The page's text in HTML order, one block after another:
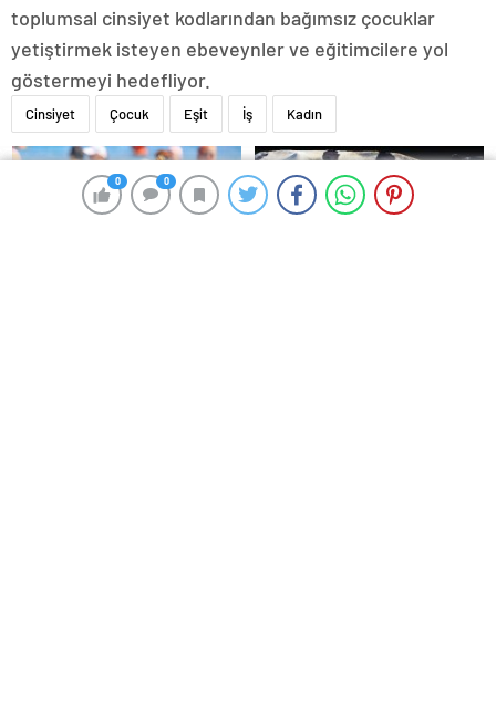
0 0
0 0
toplumsal cinsiyet kodlarından bağımsız çocuklar
yetiştirmek isteyen ebeveynler ve eğitimcilere yol
göstermeyi hedefliyor.
Cinsiyet Çocuk Eşit İş Kadın